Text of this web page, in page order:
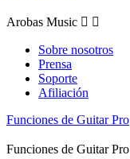
Arobas Music  
Sobre nosotros
Prensa
Soporte
Afiliación
Funciones de Guitar Pro
Funciones de Guitar Pro